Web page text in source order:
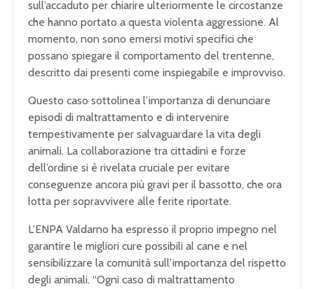
sull’accaduto per chiarire ulteriormente le circostanze
che hanno portato a questa violenta aggressione. Al
momento, non sono emersi motivi specifici che
possano spiegare il comportamento del trentenne,
descritto dai presenti come inspiegabile e improvviso.
Questo caso sottolinea l’importanza di denunciare
episodi di maltrattamento e di intervenire
tempestivamente per salvaguardare la vita degli
animali. La collaborazione tra cittadini e forze
dell’ordine si è rivelata cruciale per evitare
conseguenze ancora più gravi per il bassotto, che ora
lotta per sopravvivere alle ferite riportate.
L’ENPA Valdarno ha espresso il proprio impegno nel
garantire le migliori cure possibili al cane e nel
sensibilizzare la comunità sull’importanza del rispetto
degli animali. “Ogni caso di maltrattamento